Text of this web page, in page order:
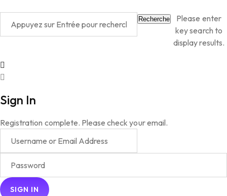
Recherche
Please enter
key search to
display results.
Sign In
Registration complete. Please check your email.